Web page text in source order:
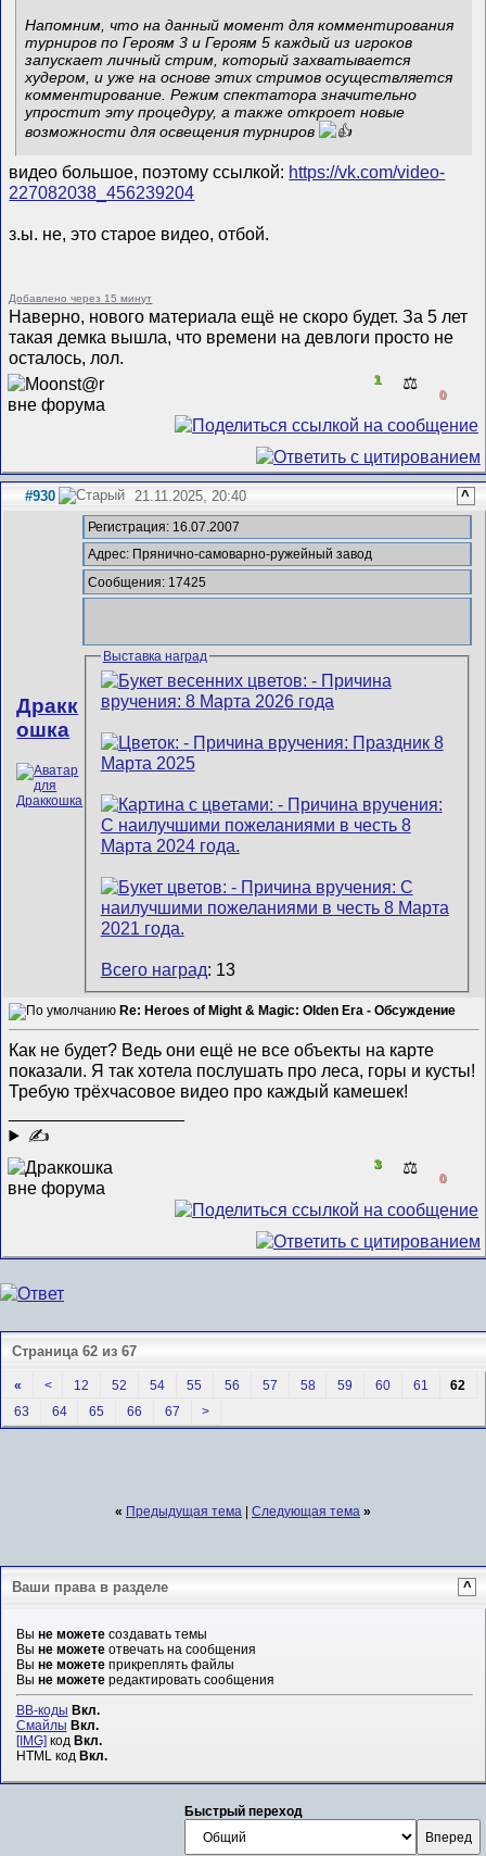
Напомним, что на данный момент для комментирования
турниров по Героям 3 и Героям 5 каждый из игроков
запускает личный стрим, который захватывается
худером, и уже на основе этих стримов осуществляется
комментирование. Режим спектатора значительно
упростит эту процедуру, а также откроет новые
возможности для освещения турниров
видео большое, поэтому ссылкой: https://vk.com/video-
227082038_456239204
з.ы. не, это старое видео, отбой.
Добавлено через 15 минут
Наверно, нового материала ещё не скоро будет. За 5 лет
такая демка вышла, что времени на девлоги просто не
осталось, лол.
1 ⚖️
0
#930 21.11.2025, 20:40 ^
Дракк
ошка
Регистрация: 16.07.2007
Адрес: Прянично-самоварно-ружейный завод
Сообщения: 17425
Выставка наград
Всего наград: 13
Re: Heroes of Might & Magic: Olden Era - Обсуждение
Как не будет? Ведь они ещё не все объекты на карте
показали. Я так хотела послушать про леса, горы и кусты!
Требую трёхчасовое видео про каждый камешек!
✍
3 ⚖️
0
Страница 62 из 67
« < 12 52 54 55 56 57 58 59 60 61
62
63
64 65 66 67 >
« Предыдущая тема | Следующая тема »
Ваши права в разделе ^
Вы не можетесоздавать темы
Вы не можетеотвечать на сообщения
Вы не можетеприкреплять файлы
Вы не можетередактировать сообщения
BB-коды Вкл.
Смайлы Вкл.
[IMG] код Вкл.
HTML код Вкл.
Быстрый переход